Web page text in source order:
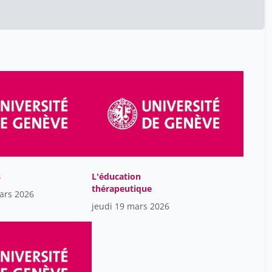
Zerbo Adama 15
Zoltan Pataky 8
2026
L'éducation
thérapeutique
jeudi 19 mars 2026